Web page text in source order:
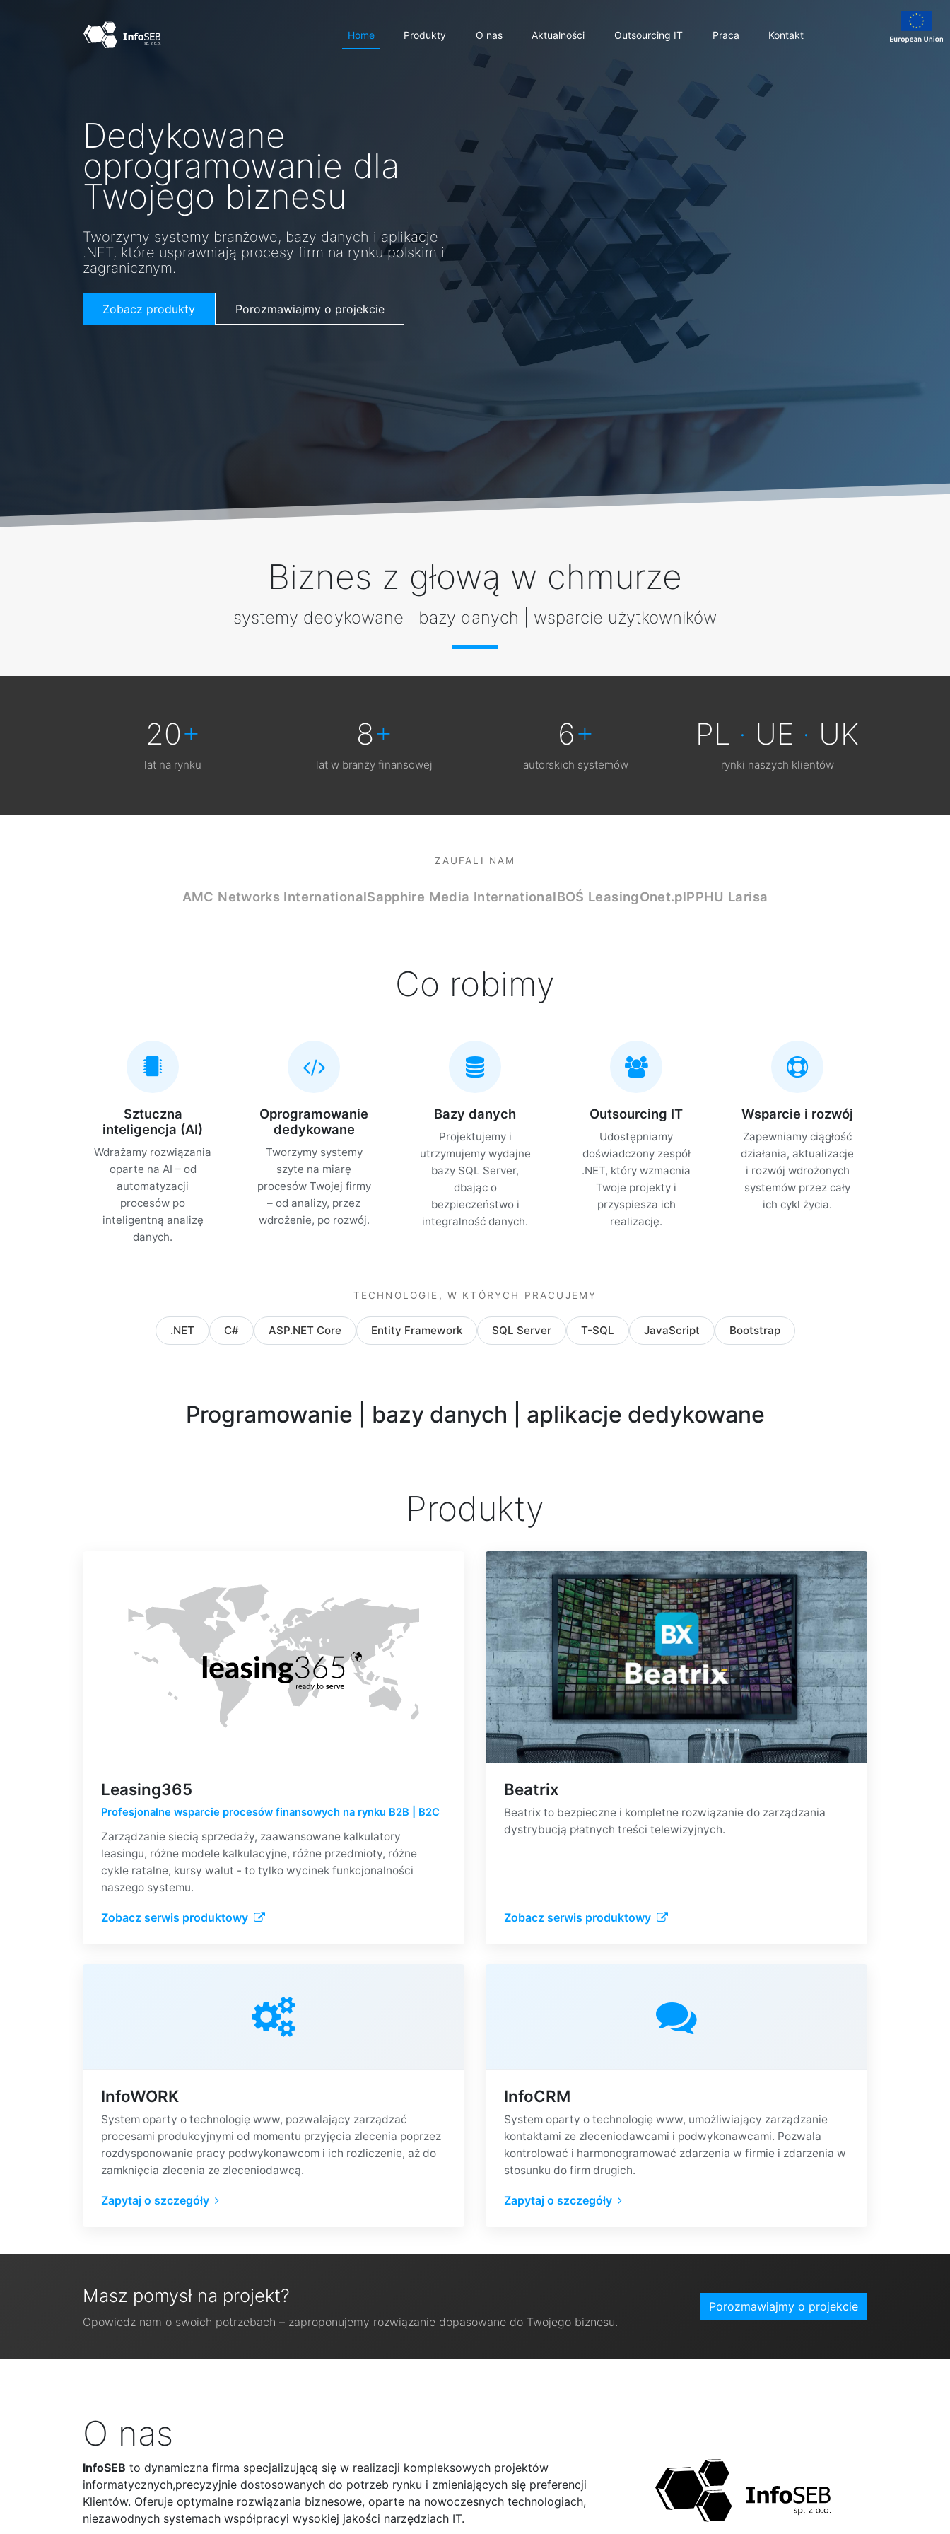
Home Produkty O nas Aktualności Outsourcing IT Praca Kontakt
Dedykowane
oprogramowanie dla
Twojego biznesu
Tworzymy systemy branżowe, bazy danych i aplikacje
.NET, które usprawniają procesy firm na rynku polskim i
zagranicznym.
Zobacz produkty Porozmawiajmy o projekcie
Systemy branżowe
Profesjonalne wsparcie procesów biznesowych na rynku
B2B i B2C dzięki dedykowanym systemom.
Skontaktuj się z nami
Biznes z głową w chmurze
systemy dedykowane | bazy danych | wsparcie użytkowników
20+
lat na rynku
8+
lat w branży finansowej
6+
autorskich systemów
PL · UE · UK
rynki naszych klientów
ZAUFALI NAM
AMC Networks InternationalSapphire Media InternationalBOŚ LeasingOnet.plPPHU Larisa
Co robimy
Sztuczna
inteligencja (AI)
Wdrażamy rozwiązania
oparte na AI – od
automatyzacji
procesów po
inteligentną analizę
danych.
Oprogramowanie
dedykowane
Tworzymy systemy
szyte na miarę
procesów Twojej firmy
– od analizy, przez
wdrożenie, po rozwój.
Bazy danych
Projektujemy i
utrzymujemy wydajne
bazy SQL Server,
dbając o
bezpieczeństwo i
integralność danych.
Outsourcing IT
Udostępniamy
doświadczony zespół
.NET, który wzmacnia
Twoje projekty i
przyspiesza ich
realizację.
Wsparcie i rozwój
Zapewniamy ciągłość
działania, aktualizacje
i rozwój wdrożonych
systemów przez cały
ich cykl życia.
TECHNOLOGIE, W KTÓRYCH PRACUJEMY
.NET C# ASP.NET Core Entity Framework SQL Server T-SQL JavaScript Bootstrap
Programowanie | bazy danych | aplikacje dedykowane
Produkty
Leasing365
Profesjonalne wsparcie procesów finansowych na rynku B2B | B2C
Zarządzanie siecią sprzedaży, zaawansowane kalkulatory
leasingu, różne modele kalkulacyjne, różne przedmioty, różne
cykle ratalne, kursy walut - to tylko wycinek funkcjonalności
naszego systemu.
Zobacz serwis produktowy
Beatrix
Beatrix to bezpieczne i kompletne rozwiązanie do zarządzania
dystrybucją płatnych treści telewizyjnych.
Zobacz serwis produktowy
InfoWORK
System oparty o technologię www, pozwalający zarządzać
procesami produkcyjnymi od momentu przyjęcia zlecenia poprzez
rozdysponowanie pracy podwykonawcom i ich rozliczenie, aż do
zamknięcia zlecenia ze zleceniodawcą.
Zapytaj o szczegóły
InfoCRM
System oparty o technologię www, umożliwiający zarządzanie
kontaktami ze zleceniodawcami i podwykonawcami. Pozwala
kontrolować i harmonogramować zdarzenia w firmie i zdarzenia w
stosunku do firm drugich.
Zapytaj o szczegóły
Masz pomysł na projekt?
Opowiedz nam o swoich potrzebach – zaproponujemy rozwiązanie dopasowane do Twojego biznesu.
Porozmawiajmy o projekcie
O nas
InfoSEB to dynamiczna firma specjalizującą się w realizacji kompleksowych projektów
informatycznych,precyzyjnie dostosowanych do potrzeb rynku i zmieniających się preferencji
Klientów. Oferuje optymalne rozwiązania biznesowe, oparte na nowoczesnych technologiach,
niezawodnych systemach współpracyi wysokiej jakości narzędziach IT.